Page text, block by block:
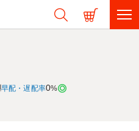
早配・遅配率0%